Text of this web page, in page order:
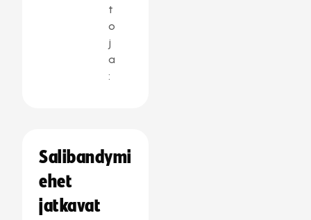
t
o
j
a
:
Salibandymi
ehet
jatkavat